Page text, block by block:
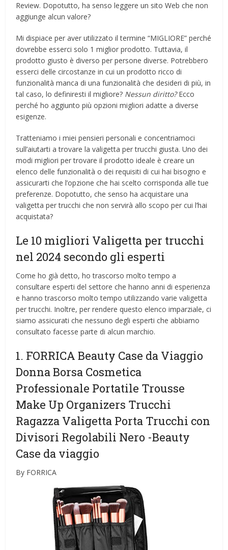
Review. Dopotutto, ha senso leggere un sito Web che non
aggiunge alcun valore?
Mi dispiace per aver utilizzato il termine “MIGLIORE” perché
dovrebbe esserci solo 1 miglior prodotto. Tuttavia, il
prodotto giusto è diverso per persone diverse. Potrebbero
esserci delle circostanze in cui un prodotto ricco di
funzionalità manca di una funzionalità che desideri di più, in
tal caso, lo definiresti il ​​migliore? Nessun diritto?Ecco
perché ho aggiunto più opzioni migliori adatte a diverse
esigenze.
Tratteniamo i miei pensieri personali e concentriamoci
sull’aiutarti a trovare la valigetta per trucchi giusta. Uno dei
modi migliori per trovare il prodotto ideale è creare un
elenco delle funzionalità o dei requisiti di cui hai bisogno e
assicurarti che l’opzione che hai scelto corrisponda alle tue
preferenze. Dopotutto, che senso ha acquistare una
valigetta per trucchi che non servirà allo scopo per cui l’hai
acquistata?
Le 10 migliori Valigetta per trucchi
nel 2024 secondo gli esperti
Come ho già detto, ho trascorso molto tempo a
consultare esperti del settore che hanno anni di esperienza
e hanno trascorso molto tempo utilizzando varie valigetta
per trucchi. Inoltre, per rendere questo elenco imparziale, ci
siamo assicurati che nessuno degli esperti che abbiamo
consultato facesse parte di alcun marchio.
1. FORRICA Beauty Case da Viaggio
Donna Borsa Cosmetica
Professionale Portatile Trousse
Make Up Organizers Trucchi
Ragazza Valigetta Porta Trucchi con
Divisori Regolabili Nero -Beauty
Case da viaggio
By FORRICA